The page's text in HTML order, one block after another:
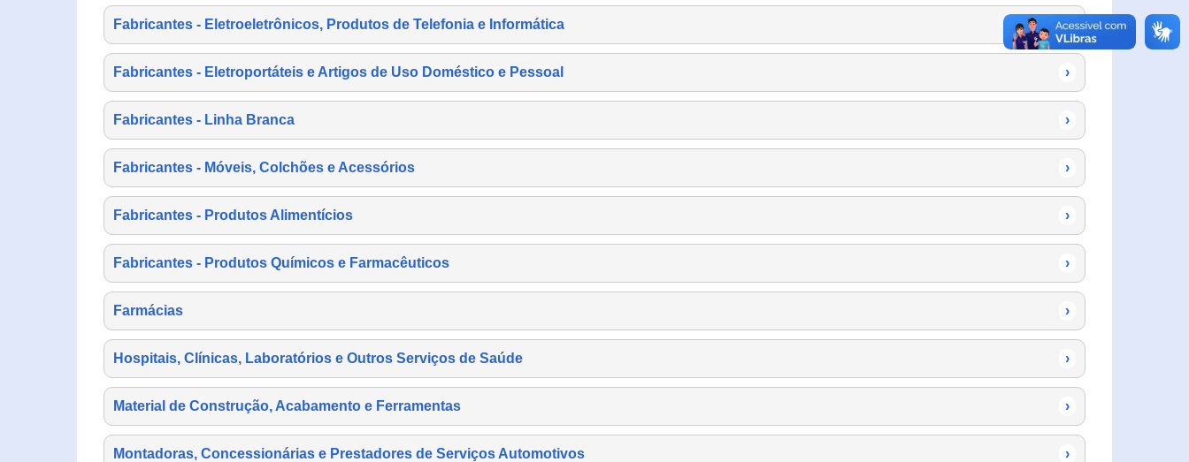
Fabricantes - Eletroeletrônicos, Produtos de Telefonia e Informática ›
Fabricantes - Eletroportáteis e Artigos de Uso Doméstico e Pessoal ›
Fabricantes - Linha Branca ›
Fabricantes - Móveis, Colchões e Acessórios ›
Fabricantes - Produtos Alimentícios ›
Fabricantes - Produtos Químicos e Farmacêuticos ›
Farmácias ›
Hospitais, Clínicas, Laboratórios e Outros Serviços de Saúde ›
Material de Construção, Acabamento e Ferramentas ›
Montadoras, Concessionárias e Prestadores de Serviços Automotivos ›